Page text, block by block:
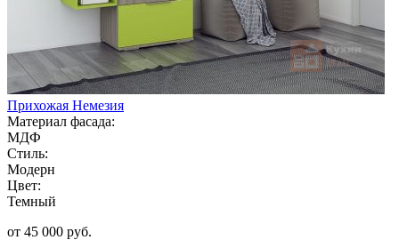
Прихожая Немезия
Материал фасада:
МДФ
Стиль:
Модерн
Цвет:
Темный
от 45 000 руб.